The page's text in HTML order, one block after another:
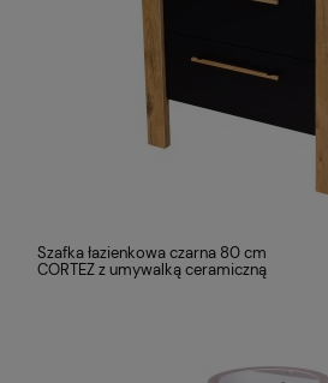
Szafka łazienkowa czarna 80 cm
CORTEZ z umywalką ceramiczną